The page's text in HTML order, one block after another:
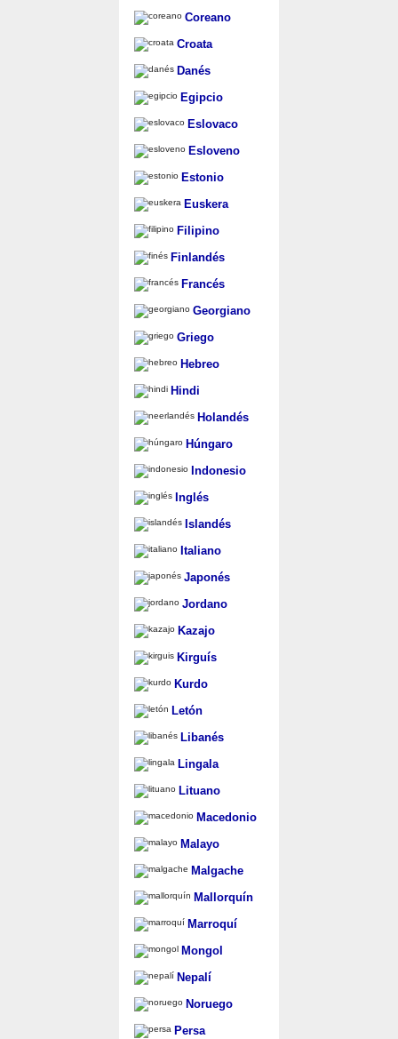
Coreano
Croata
Danés
Egipcio
Eslovaco
Esloveno
Estonio
Euskera
Filipino
Finlandés
Francés
Georgiano
Griego
Hebreo
Hindi
Holandés
Húngaro
Indonesio
Inglés
Islandés
Italiano
Japonés
Jordano
Kazajo
Kirguís
Kurdo
Letón
Libanés
Lingala
Lituano
Macedonio
Malayo
Malgache
Mallorquín
Marroquí
Mongol
Nepalí
Noruego
Persa